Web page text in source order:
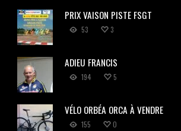
PRIX VAISON PISTE FSGT
53 3
ADIEU FRANCIS
194 5
VÉLO ORBÉA ORCA À VENDRE
155 0